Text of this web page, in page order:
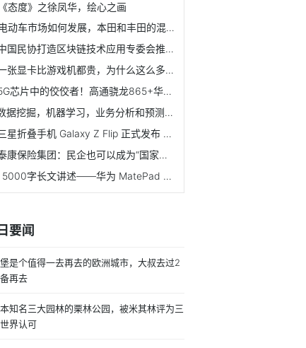
《态度》之徐凤华，绘心之画
动车市场如何发展，本田和丰田的混动系统为什么不能上绿牌？
国民协打造区块链技术应用专委会推动技术先行辅助行业应用落地
张显卡比游戏机都贵，为什么这么多人还玩电脑游戏？
芯片中的佼佼者！高通骁龙865+华为麒麟990，看看谁最强？
据挖掘，机器学习，业务分析和预测软件-RapidMiner Studio
星折叠手机 Galaxy Z Flip 正式发布 可以九十度展开自拍免脚架
康保险集团：民企也可以成为“国家战疫”的中流砥柱
5000字长文讲述——华为 MatePad Pro 平板电脑的生产力进化之路
日要闻
是个值得一去再去的欧洲城市，大叔去过2
再去
知名三大园林的栗林公园，被米其林评为三
界认可